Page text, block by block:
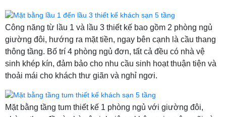
Công năng từ lầu 1 và lầu 3 thiết kế bao gồm 2 phòng ngủ
giường đôi, hướng ra mặt tiền, ngay bên cạnh là cầu thang
thông tầng. Bố trí 4 phòng ngủ đơn, tất cả đều có nhà vệ
sinh khép kín, đảm bảo cho nhu cầu sinh hoạt thuận tiện và
thoải mái cho khách thư giãn và nghỉ ngơi.
Mặt bằng tầng tum thiết kế 1 phòng ngủ với giường đôi,